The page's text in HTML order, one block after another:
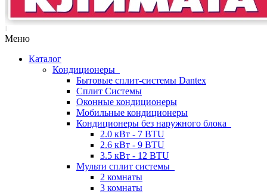
Меню
Каталог
Кондиционеры
Бытовые сплит-системы Dantex
Сплит Системы
Оконные кондиционеры
Мобильные кондиционеры
Кондиционеры без наружного блока
2.0 кВт - 7 BTU
2.6 кВт - 9 BTU
3.5 кВт - 12 BTU
Мульти сплит системы
2 комнаты
3 комнаты